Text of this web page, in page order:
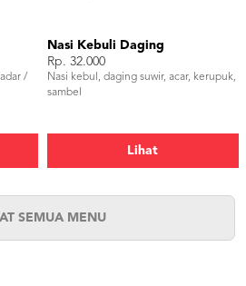
/
Nasi Kebuli Daging
Rp. 32.000
Nasi kebul, daging suwir, acar, kerupuk,
sambel
Lihat
SEMUA MENU